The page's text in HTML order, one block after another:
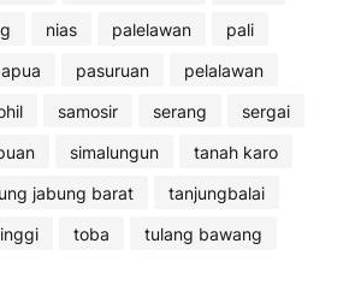
nias palelawan
pali
pasuruan
pelalawan
samosir serang
sergai
simalungun
tanah karo
jabung barat
tanjungbalai
toba tulang bawang